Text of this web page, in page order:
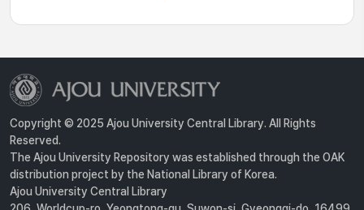
Copyright © 2025 Ajou University Central Library. All Rights
Reserved.
The Ajou University Repository was established through the OAK
distribution project by the National Library of Korea.
Ajou University Central Library